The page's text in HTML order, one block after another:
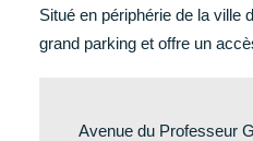
Situé en périphérie de la ville
grand parking et offre un
Avenue du Professeur